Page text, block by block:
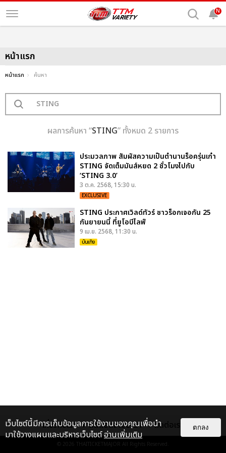
N
หน้าแรก
หน้าแรก ค้นหา
ผลการค้นหา “STING” ทั้งหมด 2 รายการ
ประมวลภาพ สัมผัสความเป็นตำนานร็อครุ่นเก๋า
STING จัดเต็มมันส์หยด 2 ชั่วโมงไปกับ
‘STING 3.0’
3 ต.ค. 2568, 15:30 น.
EXCLUSIVE
STING ประกาศเวิลด์ทัวร์ ชาวร็อกเจอกัน 25
กันยายนนี้ ที่ยูโอบีไลฟ์
9 เม.ย. 2568, 11:30 น.
บันเทิง
เกี่ยวกับเรา ติดต่อลงโฆษณา ติดต่อเรา
© 2026 THAITICKETMAJOR All Rights Reserved.
เว็บไซต์นี้มีการเก็บข้อมูลการใช้งานของคุณเพื่อนำ
มาใช้วางแผนและบริหารเว็บไซต์อ่านเพิ่มเติม
ตกลง